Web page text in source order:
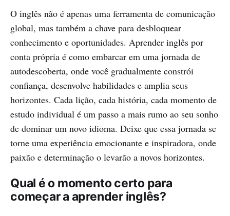
O inglês não é apenas uma ferramenta de comunicação
global, mas também a chave para desbloquear
conhecimento e oportunidades. Aprender inglês por
conta própria é como embarcar em uma jornada de
autodescoberta, onde você gradualmente constrói
confiança, desenvolve habilidades e amplia seus
horizontes. Cada lição, cada história, cada momento de
estudo individual é um passo a mais rumo ao seu sonho
de dominar um novo idioma. Deixe que essa jornada se
torne uma experiência emocionante e inspiradora, onde
paixão e determinação o levarão a novos horizontes.
Qual é o momento certo para
começar a aprender inglês?